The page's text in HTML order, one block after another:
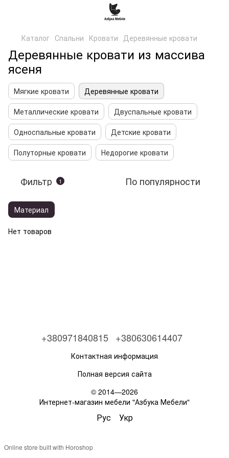
Каталог Спальни Кровати Деревянные кровати
Деревянные кровати из массива
ясеня
Мягкие кровати
Деревянные кровати
Металлические кровати
Двуспальные кровати
Односпальные кровати
Детские кровати
Полуторные кровати
Недорогие кровати
Фильтр 1 По популярности
Материал
Нет товаров
+380971840815 +380630614407
Контактная информация
Полная версия сайта
© 2014—2026
Интернет-магазин мебели "Азбука Мебели"
Рус Укр
Online store built with Horoshop